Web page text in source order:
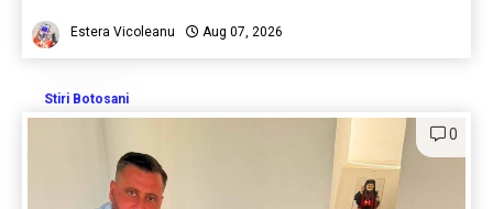
Estera Vicoleanu Aug 07, 2026
Stiri Botosani
0